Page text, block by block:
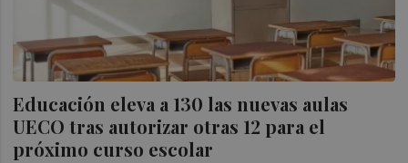
Educación eleva a 130 las nuevas aulas
UECO tras autorizar otras 12 para el
próximo curso escolar